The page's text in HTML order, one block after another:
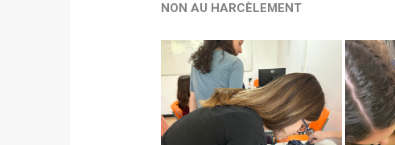
NON AU HARCÈLEMENT